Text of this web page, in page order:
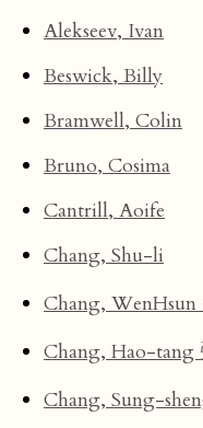
Alekseev, Ivan
Beswick, Billy
Bramwell, Colin
Bruno, Cosima
Cantrill, Aoife
Chang, Shu-li
Chang, WenHsun
Chang, Hao-tang
Chang, Sung-